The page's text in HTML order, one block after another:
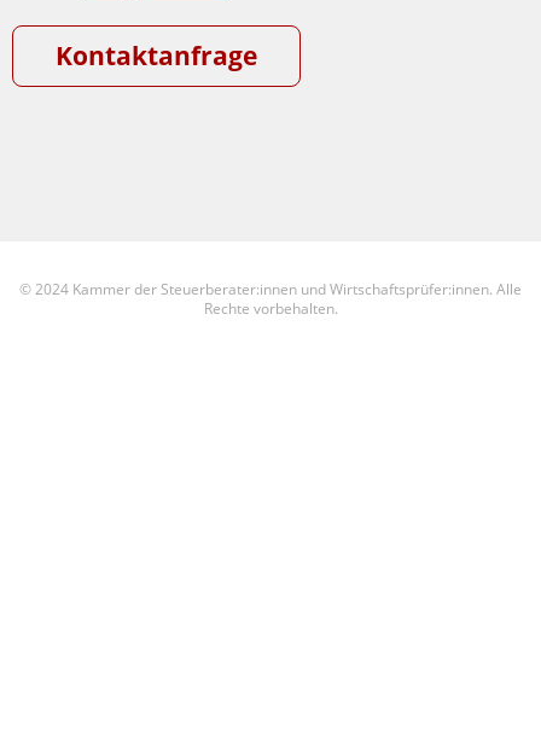
Kontaktanfrage
© 2024 Kammer der Steuerberater:innen und Wirtschaftsprüfer:innen. Alle
Rechte vorbehalten.